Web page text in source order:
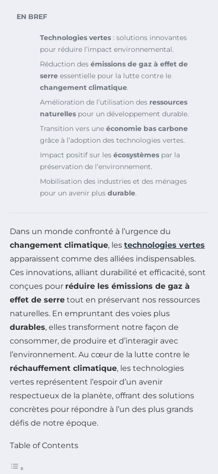
EN BREF
Technologies vertes : solutions innovantes
pour réduire l’impact environnemental.
Réduction des émissions de gaz à effet de
serre essentielle pour la lutte contre le
changement climatique.
Amélioration de l’utilisation des ressources
naturelles pour un développement durable.
Transition vers une économie bas carbone
grâce à l’adoption des technologies vertes.
Impact positif sur les écosystèmes par la
préservation de l’environnement.
Mobilisation des industries et des ménages
pour un avenir plus durable.
Dans un monde confronté à l’urgence du
changement climatique, les technologies vertes
apparaissent comme des alliées indispensables.
Ces innovations, alliant durabilité et efficacité, sont
conçues pour réduire les émissions de gaz à
effet de serre tout en préservant nos ressources
naturelles. En empruntant des voies plus
durables, elles transforment notre façon de
consommer, de produire et d’interagir avec
l’environnement. Au cœur de la lutte contre le
réchauffement climatique, les technologies
vertes représentent l’espoir d’un avenir
respectueux de la planète, offrant des solutions
concrètes pour répondre à l’un des plus grands
défis de notre époque.
Table of Contents